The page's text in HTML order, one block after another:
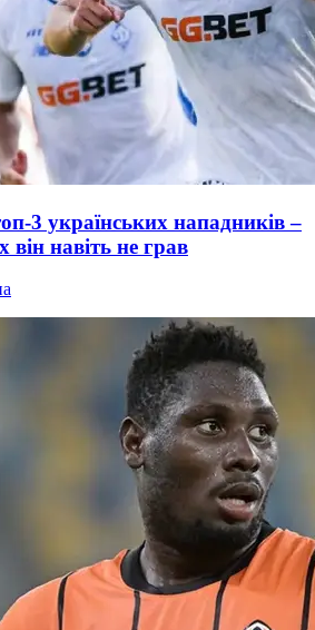
3 українських нападників –
він навіть не грав